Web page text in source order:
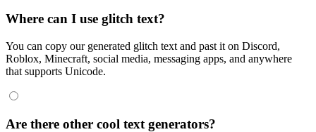
Where can I use glitch text?
You can copy our generated glitch text and past it on Discord,
Roblox, Minecraft, social media, messaging apps, and anywhere
that supports Unicode.
Are there other cool text generators?